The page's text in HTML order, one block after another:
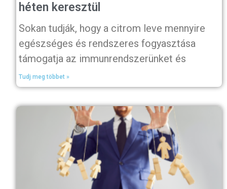
héten keresztül
Sokan tudják, hogy a citrom leve mennyire
egészséges és rendszeres fogyasztása
támogatja az immunrendszerünket és
Tudj meg többet »